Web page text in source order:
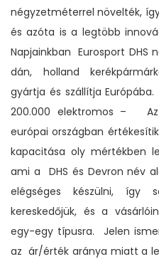
négyzetméterrel növelték,
és azóta is a legtöbb
Napjainkban Eurosport
dán, holland
gyártja és szállítja
200.000 elektromos – Az
európai országban
kapacitása oly mértékben
ami a DHS és Devron név
elégséges készülni,
kereskedőjük, és a
egy-egy típusra. Jelen
az ár/érték aránya miatt a